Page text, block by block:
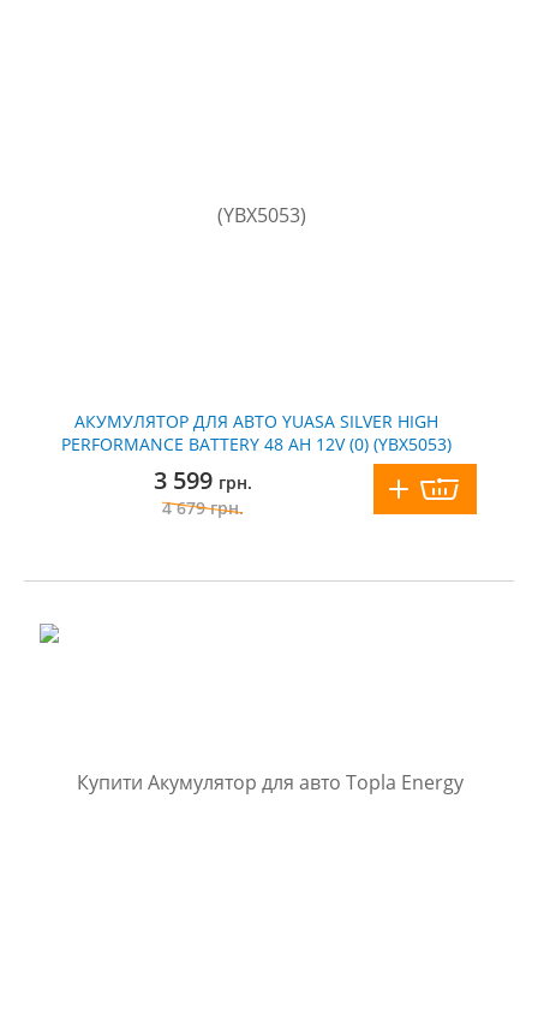
АКУМУЛЯТОР ДЛЯ АВТО YUASA SILVER HIGH
PERFORMANCE BATTERY 48 AH 12V (0) (YBX5053)
3 599 грн.
4 679грн.